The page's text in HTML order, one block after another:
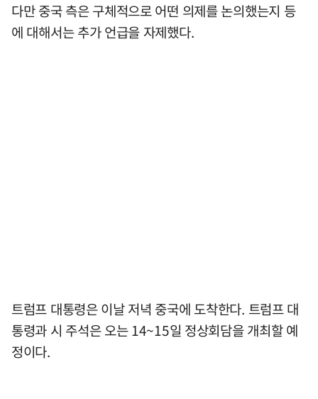
다만 중국 측은 구체적으로 어떤 의제를 논의했는지 등
에 대해서는 추가 언급을 자제했다.
트럼프 대통령은 이날 저녁 중국에 도착한다. 트럼프 대
통령과 시 주석은 오는 14~15일 정상회담을 개최할 예
정이다.